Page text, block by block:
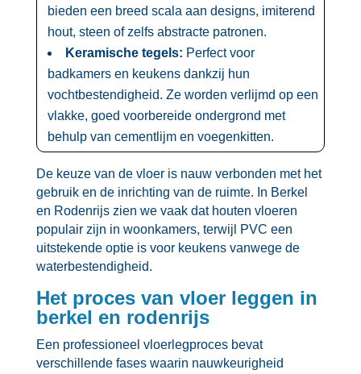
bieden een breed scala aan designs, imiterend
hout, steen of zelfs abstracte patronen.​
Keramische tegels: Perfect voor
badkamers en keukens dankzij hun
vochtbestendigheid.​ Ze worden verlijmd op een
vlakke, goed voorbereide ondergrond met
behulp van cementlijm en voegenkitten.​
De keuze van de vloer is nauw verbonden met het
gebruik en de inrichting van de ruimte.​ In Berkel
en Rodenrijs zien we vaak dat houten vloeren
populair zijn in woonkamers, terwijl PVC een
uitstekende optie is voor keukens vanwege de
waterbestendigheid.​
Het proces van vloer leggen in
berkel en rodenrijs
Een professioneel vloerlegproces bevat
verschillende fases waarin nauwkeurigheid